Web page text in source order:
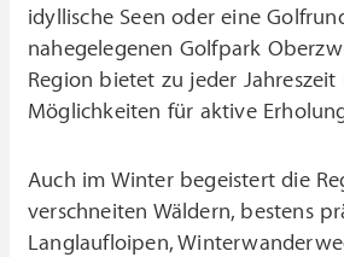
idyllische Seen oder eine
nahegelegenen Golfpark
Region bietet zu jeder Jahreszeit
Möglichkeiten für aktive
Auch im Winter begeistert die
verschneiten Wäldern, bestens
Langlaufloipen,